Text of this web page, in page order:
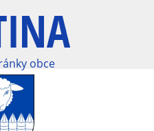
obce